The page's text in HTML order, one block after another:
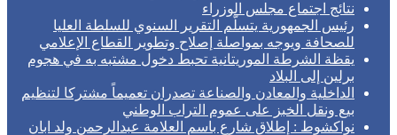
نتائج اجتماع مجلس الوزراء
رئيس الجمهورية يتسلّم التقرير السنوي للسلطة العليا
للصحافة ويوجه بمواصلة إصلاح وتطوير القطاع الإعلامي
يقظة الشرطة الموريتانية تحبط دخول مشتبه به في هجوم
برلين إلى البلاد
الداخلية والمعادن والصناعة تصدران تعميماً مشتركا لتنظيم
بيع ونقل الخبز على عموم التراب الوطني
نواكشوط : إطلاق شارع باسم العلامة عبدالرحمن ولد ابان